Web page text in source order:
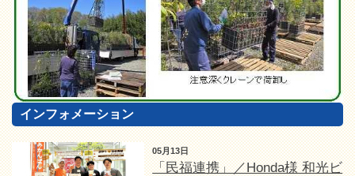
インフォメーション
05月13日
「民福連携」／Honda様 和光ビ